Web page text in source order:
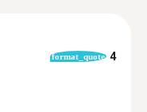
format_quote 4